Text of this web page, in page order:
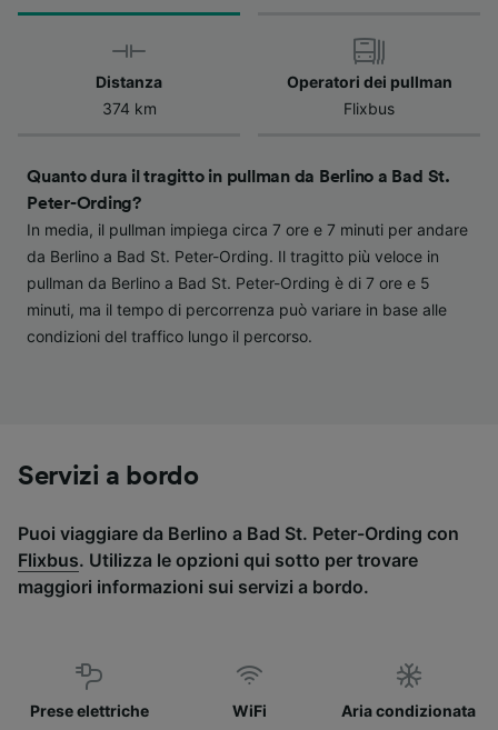
Distanza
374 km
Operatori dei pullman
Flixbus
Quanto dura il tragitto in pullman da Berlino a Bad St.
Peter-Ording?
In media, il pullman impiega circa 7 ore e 7 minuti per andare
da Berlino a Bad St. Peter-Ording. Il tragitto più veloce in
pullman da Berlino a Bad St. Peter-Ording è di 7 ore e 5
minuti, ma il tempo di percorrenza può variare in base alle
condizioni del traffico lungo il percorso.
Servizi a bordo
Puoi viaggiare da Berlino a Bad St. Peter-Ording con
Flixbus. Utilizza le opzioni qui sotto per trovare
maggiori informazioni sui servizi a bordo.
Prese elettriche WiFi Aria condizionata
verranno segnalate ai nostri partner e non
influenzeranno i dati sulla navigazione. I tuoi
dati non verranno usati a scopi di
tracciamento se non ci hai fornito il consenso
Noi e i nostri partner trattiamo i dati per
fornire:
Utilizzare dati di geolocalizzazione precisi.
Scansione attiva delle caratteristiche del
dispositivo ai fini dell’identificazione.
Archiviare informazioni su dispositivo e/o
accedervi. Pubblicità e contenuti
personalizzati, misurazione delle prestazioni
dei contenuti e degli annunci, ricerche sul